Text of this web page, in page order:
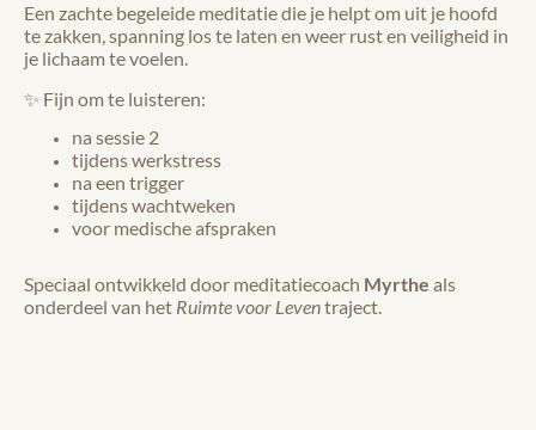
Een zachte begeleide meditatie die je helpt om uit je hoofd
te zakken, spanning los te laten en weer rust en veiligheid in
je lichaam te voelen.
✨ Fijn om te luisteren:
na sessie 2
tijdens werkstress
na een trigger
tijdens wachtweken
voor medische afspraken
Speciaal ontwikkeld door meditatiecoach Myrthe als
onderdeel van het Ruimte voor Leventraject.